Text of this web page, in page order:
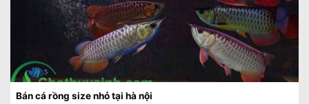
Bán cá rồng size nhỏ tại hà nội